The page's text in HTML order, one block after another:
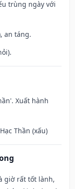
trùng ngày với
an táng.
Xuất hành
Thần (xấu)
giờ rất tốt lành,